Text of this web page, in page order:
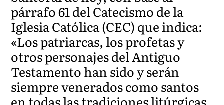
párrafo 61 del Catecismo de la
Iglesia Católica (CEC) que indica:
«Los patriarcas, los profetas y
otros personajes del Antiguo
Testamento han sido y serán
siempre venerados como santos